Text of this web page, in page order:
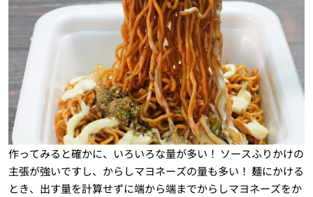
作ってみると確かに、いろいろな量が多い！ ソースふりかけの
主張が強いですし、からしマヨネーズの量も多い！ 麺にかける
とき、出す量を計算せずに端から端までからしマヨネーズをか